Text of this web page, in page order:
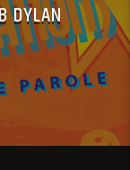
DYLAN